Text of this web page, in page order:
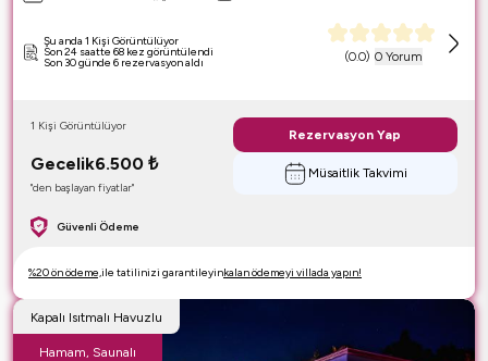
(0.0) 0 Yorum
Şu anda 1 Kişi Görüntülüyor
Son 24 saatte 68 kez görüntülendi
Son 30 günde 6 rezervasyon aldı
Güvenli Ödeme
Gecelik6.500 ₺
"den başlayan fiyatlar"
1 Kişi Görüntülüyor
Rezervasyon Yap
Müsaitlik Takvimi
%20 ön ödeme,ile tatilinizi garantileyinkalan ödemeyi villada yapın!
Kapalı Isıtmalı Havuzlu
Hamam, Saunalı